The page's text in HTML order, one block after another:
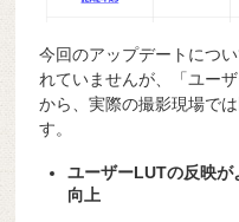
今回のアップデートにつ
れていませんが、「ユー
から、実際の撮影現場で
す。
ユーザーLUTの反映
向上